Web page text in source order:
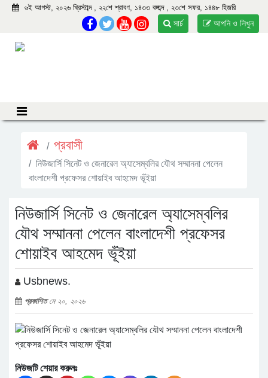
৬ই আগস্ট, ২০২৬ খ্রিস্টাব্দ , ২২শে শ্রাবণ, ১৪৩৩ বঙ্গাব্দ , ২৩শে সফর, ১৪৪৮ হিজরি
আপনি ও লিখুন
সার্চ
প্রবাসী
নিউজার্সি সিনেট ও জেনারেল অ্যাসেম্বলির যৌথ সম্মাননা পেলেন
বাংলাদেশী প্রফেসর শোয়াইব আহমেদ ভূঁইয়া
নিউজার্সি সিনেট ও জেনারেল অ্যাসেম্বলির
যৌথ সম্মাননা পেলেন বাংলাদেশী প্রফেসর
শোয়াইব আহমেদ ভূঁইয়া
Usbnews.
প্রকাশিতমে ২০, ২০২৬
নিউজটি শেয়ার করুনঃ